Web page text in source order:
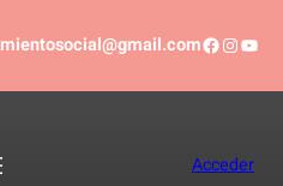
Facebook
Acceder